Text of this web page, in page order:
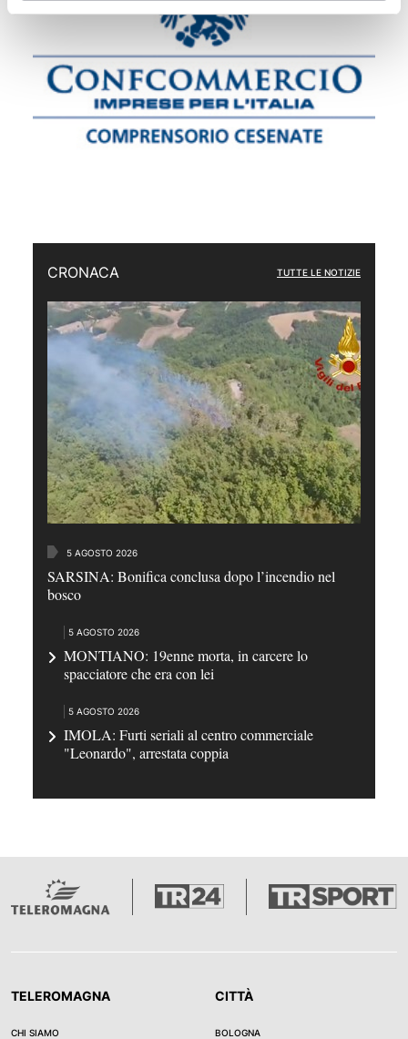
CRONACA TUTTE LE NOTIZIE
5 AGOSTO 2026
SARSINA: Bonifica conclusa dopo l’incendio nel
bosco
5 AGOSTO 2026
MONTIANO: 19enne morta, in carcere lo
spacciatore che era con lei
5 AGOSTO 2026
IMOLA: Furti seriali al centro commerciale
"Leonardo", arrestata coppia
TELEROMAGNA
CHI SIAMO
CITTÀ
BOLOGNA